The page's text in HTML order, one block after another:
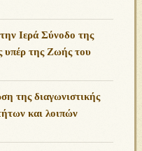
Ιερά Σύνοδο της
υπέρ της Ζωής του
της διαγωνιστικής
και λοιπών